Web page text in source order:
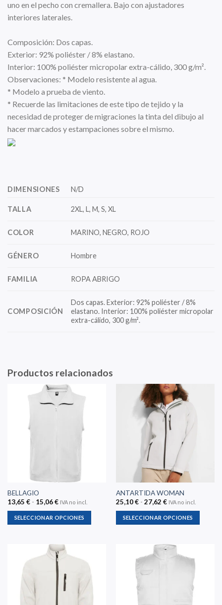
uno en el pecho con cremallera. Bajo con ajustadores
interiores laterales.
Composición: Dos capas.
Exterior: 92% poliéster / 8% elastano.
Interior: 100% poliéster micropolar extra-cálido, 300 g/m².
Observaciones: * Modelo resistente al agua.
* Modelo a prueba de viento.
* Recuerde las limitaciones de este tipo de tejido y la
necesidad de proteger de migraciones la tinta del dibujo al
hacer marcados y estampaciones sobre el mismo.
DIMENSIONES N/D
TALLA 2XL, L, M, S, XL
COLOR MARINO, NEGRO, ROJO
GÉNERO Hombre
FAMILIA ROPA ABRIGO
COMPOSICIÓN
Dos capas. Exterior: 92% poliéster / 8%
elastano. Interior: 100% poliéster micropolar
extra-cálido, 300 g/m².
Productos relacionados
BELLAGIO
13,65 € - 15,06€Rango
precios:
desde
13,65 €
IVA no incl.
SELECCIONAR OPCIONES
múltiples
ANTARTIDA WOMAN
25,10€ - 27,62 €Rango
precios:
desde
25,10 €
IVA no incl.
SELECCIONAR OPCIONES
múltiples
variantes.
opciones